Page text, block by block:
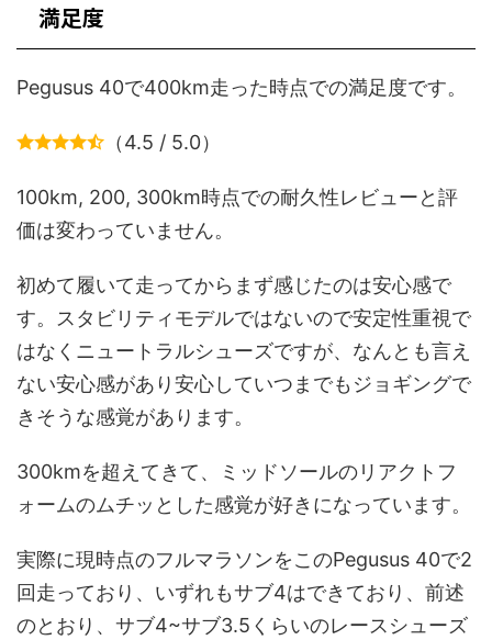
満足度
Pegusus 40で400km走った時点での満足度です。
（4.5 / 5.0）
100km, 200, 300km時点での耐久性レビューと評
価は変わっていません。
初めて履いて走ってからまず感じたのは安心感で
す。スタビリティモデルではないので安定性重視で
はなくニュートラルシューズですが、なんとも言え
ない安心感があり安心していつまでもジョギングで
きそうな感覚があります。
300kmを超えてきて、ミッドソールのリアクトフ
ォームのムチッとした感覚が好きになっています。
実際に現時点のフルマラソンをこのPegusus 40で2
回走っており、いずれもサブ4はできており、前述
のとおり、サブ4~サブ3.5くらいのレースシューズ